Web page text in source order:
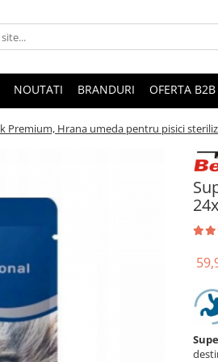
NOUTATI BRANDURI OFERTA B2B
Premium, Hrana umeda pentru pisici